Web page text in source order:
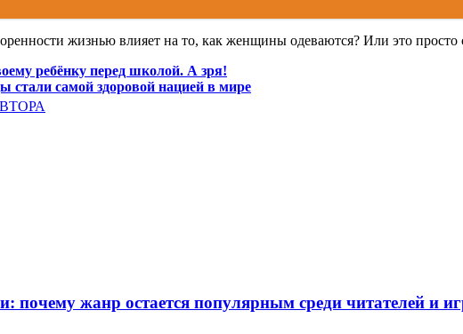
жизнью влияет на то, как женщины одеваются? Или это просто
ребёнку перед школой. А зря!
стали самой здоровой нацией в мире
почему жанр остается популярным среди читателей и